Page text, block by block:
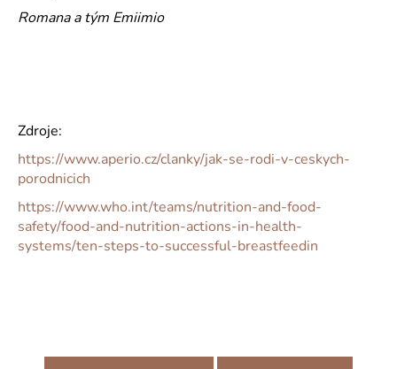
Romana a tým Emiimio
Zdroje:
https://www.aperio.cz/clanky/jak-se-rodi-v-ceskych-
porodnicich
https://www.who.int/teams/nutrition-and-food-
safety/food-and-nutrition-actions-in-health-
systems/ten-steps-to-successful-breastfeedin